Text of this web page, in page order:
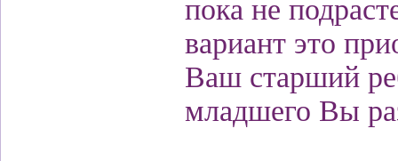
пока не
вариант это
Ваш старший
младшего Вы